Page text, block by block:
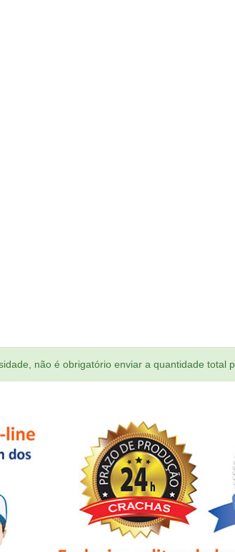
não é obrigatório enviar a quantidade total